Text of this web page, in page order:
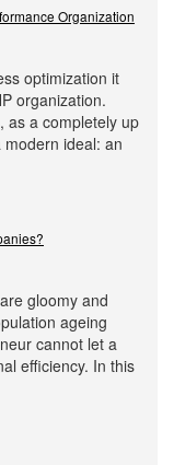
Organization
optimization it
organization.
as a completely up
ideal: an
gloomy and
ageing
cannot let a
efficiency. In this